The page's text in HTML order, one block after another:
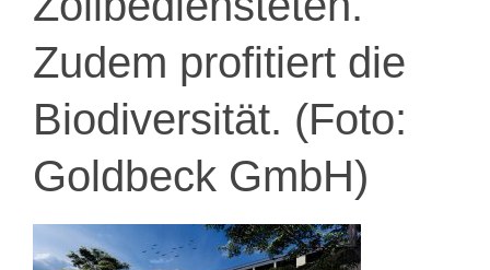
Zudem profitiert die
Biodiversität. (Foto:
Goldbeck GmbH)